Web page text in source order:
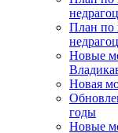
План по
Новые
Новая
годы
Новые